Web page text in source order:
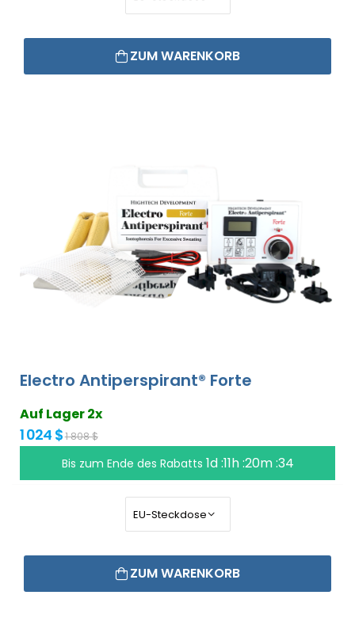
ZUM WARENKORB
Electro Antiperspirant® Forte
Auf Lager 2x
1 024 $1 808 $
Bis zum Ende des Rabatts1d :11h :20m :33
ZUM WARENKORB